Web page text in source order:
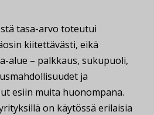
tasa-arvo toteutui
kiitettävästi, eikä
alue – palkkaus, sukupuoli,
ja
esiin muita huonompana.
on käytössä erilaisia